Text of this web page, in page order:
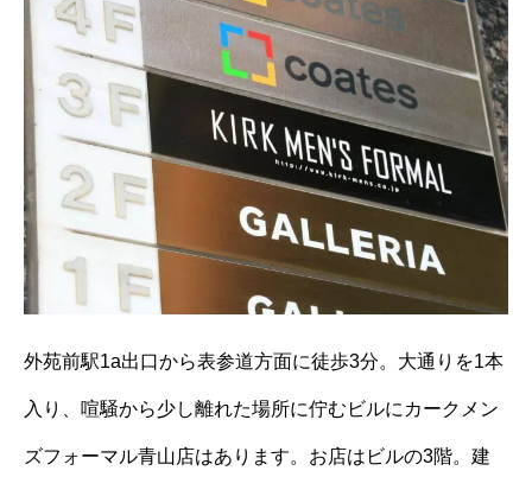
外苑前駅1a出口から表参道方面に徒歩3分。大通りを1本
入り、喧騒から少し離れた場所に佇むビルにカークメン
ズフォーマル青山店はあります。お店はビルの3階。建